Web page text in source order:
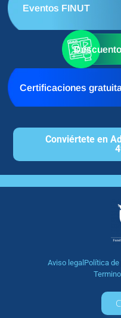
Eventos FINUT
Certificaciones
Conviértete en
Aviso legal Política